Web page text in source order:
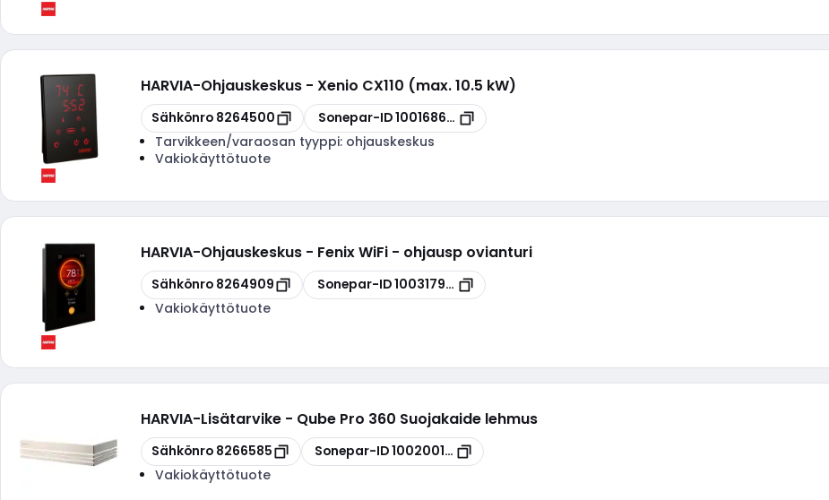
HARVIA-Ohjauskeskus - Xenio CX110 (max. 10.5 kW)
Kopioi
Sähkönro 8264500 Kopioi
Sonepar-ID100168678
Tarvikkeen/varaosan tyyppi: ohjauskeskus
Vakiokäyttötuote
HARVIA-Ohjauskeskus - Fenix WiFi - ohjausp ovianturi
Kopioi
Sähkönro 8264909 Kopioi
Sonepar-ID100317969
Vakiokäyttötuote
HARVIA-Lisätarvike - Qube Pro 360 Suojakaide lehmus
Kopioi
Sähkönro 8266585 Kopioi
Sonepar-ID100200179
Vakiokäyttötuote